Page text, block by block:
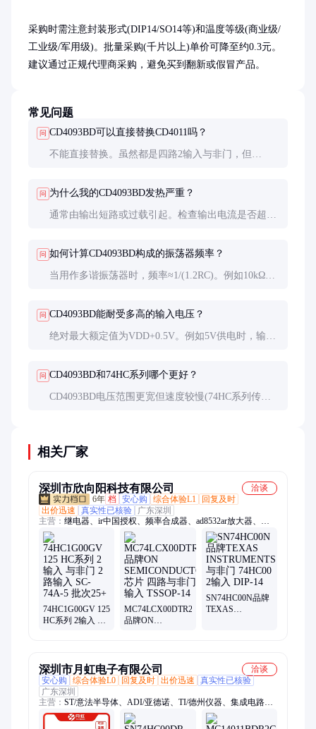
采购时需注意封装形式(DIP14/SO14等)和温度等级(商业级/
工业级/军用级)。批量采购(千片以上)单价可降至约0.3元。
建议通过正规代理商采购，避免买到翻新或假冒产品。
常见问题
问 CD4093BD可以直接替换CD4011吗？
不能直接替换。虽然都是四路2输入与非门，但
问 为什么我的CD4093BD发热严重？
通常由输出短路或过载引起。检查输出电流是否超过
问 如何计算CD4093BD构成的振荡器频率？
当用作多谐振荡器时，频率≈1/(1.2RC)。例如10kΩ电
问 CD4093BD能耐受多高的输入电压？
绝对最大额定值为VDD+0.5V。例如5V供电时，输入
问 CD4093BD和74HC系列哪个更好？
CD4093BD电压范围更宽但速度较慢(74HC系列传播
相关厂家
深圳市欣向阳科技有限公司
洽谈
6年 档 安心购 综合体验L1
回复及时
出价迅速
真实性已核验
广东深圳
主营： 继电器、ir中国授权、频率合成器、ad8532ar放大器、
ad828arz放大器、ad829jrz放大器、ad8532arz放大器、op42gsz精
密运放、ad712jrz精密运放、hmc326ms8ge放大器、op162gsz精密
运放、ad818arz放大器、ad8031arz放大器、ad8058arz放大器、
ad8001arz放大器、ad8307arz放大器、ad8651armz放大器、
ad8099ardz放大器、ad8534aruz放大器、ad706jr通用运放、
op90gpz通用运放、ad8417brmz放大器、op07csz精密运放、
op490gsz通用运放、ad848jrz通用运放
74HC1G00GV 125
HC系列 2输入 与
MC74LCX00DTR2G
品牌ON
SN74HC00N品牌
TEXAS
深圳市月虹电子有限公司
洽谈
安心购
综合体验L0 回复及时 出价迅速
真实性已核验
广东深圳
主营： ST/意法半导体、ADI/亚德诺、TI/德州仪器、集成电路、
NXP/恩智浦、ON/安森美